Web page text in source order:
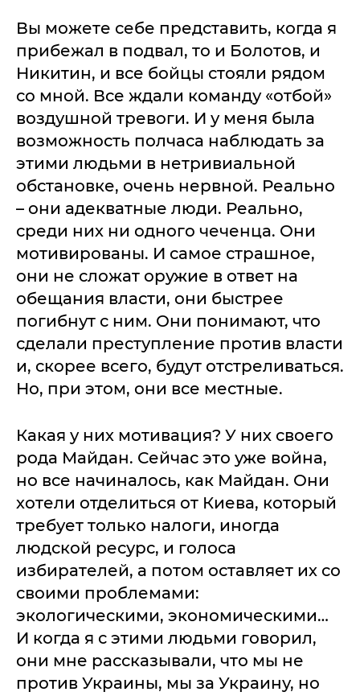
Вы можете себе представить, когда я
прибежал в подвал, то и Болотов, и
Никитин, и все бойцы стояли рядом
со мной. Все ждали команду «отбой»
воздушной тревоги. И у меня была
возможность полчаса наблюдать за
этими людьми в нетривиальной
обстановке, очень нервной. Реально
– они адекватные люди. Реально,
среди них ни одного чеченца. Они
мотивированы. И самое страшное,
они не сложат оружие в ответ на
обещания власти, они быстрее
погибнут с ним. Они понимают, что
сделали преступление против власти
и, скорее всего, будут отстреливаться.
Но, при этом, они все местные.
Какая у них мотивация? У них своего
рода Майдан. Сейчас это уже война,
но все начиналось, как Майдан. Они
хотели отделиться от Киева, который
требует только налоги, иногда
людской ресурс, и голоса
избирателей, а потом оставляет их со
своими проблемами:
экологическими, экономическими…
И когда я с этими людьми говорил,
они мне рассказывали, что мы не
против Украины, мы за Украину, но